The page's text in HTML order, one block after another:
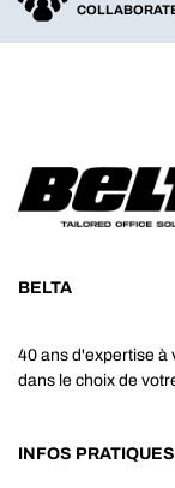
BELTA
40 ans d'expertise à
dans le choix de
INFOS PRATIQUES